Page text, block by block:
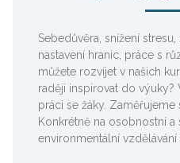
Sebedůvěra, snížení
nastavení hranic, práce s
můžete rozvíjet v našich
raději inspirovat do výuky?
práci se žáky. Zaměřujeme
Konkrétně na osobnostní a
environmentální vzdělávání